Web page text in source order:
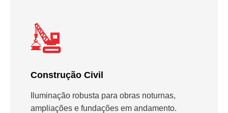
Construção Civil
Iluminação robusta para obras noturnas,
ampliações e fundações em andamento.